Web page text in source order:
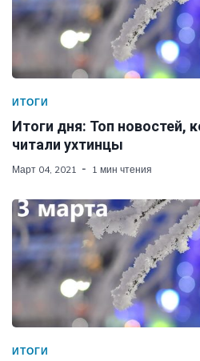
ИТОГИ
Итоги дня: Топ новостей,
читали ухтинцы
Март 04, 2021 1 мин чтения
ИТОГИ